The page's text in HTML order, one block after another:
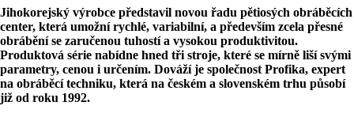
Jihokorejský výrobce představil novou řadu pětiosých obráběcích
center, která umožní rychlé, variabilní, a především zcela přesné
obrábění se zaručenou tuhostí a vysokou produktivitou.
Produktová série nabídne hned tři stroje, které se mírně liší svými
parametry, cenou i určením. Dováží je společnost Profika, expert
na obráběcí techniku, která na českém a slovenském trhu působí
již od roku 1992.